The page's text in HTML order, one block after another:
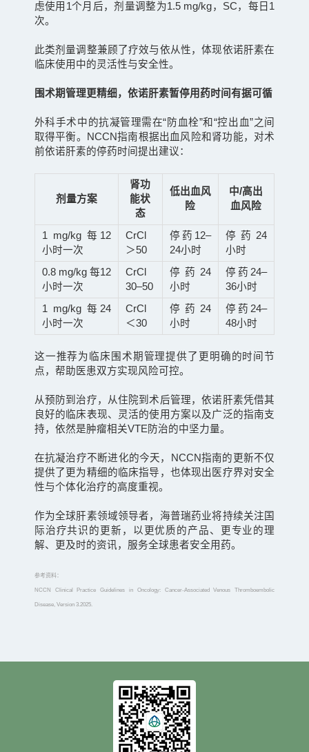
虑使用1个月后，剂量调整为1.5 mg/kg，SC，每日1
次。
此类剂量调整兼顾了疗效与依从性，体现依诺肝素在
临床使用中的灵活性与安全性。
围术期管理更精细，依诺肝素暂停用药时间有据可循
外科手术中的抗凝管理需在“防血栓”和“控出血”之间
取得平衡。NCCN指南根据出血风险和肾功能，对术
前依诺肝素的停药时间提出建议：
剂量方案
肾功
能状
态
低出血风
险
中/高出
血风险
1 mg/kg 每12
小时一次
CrCl
＞50
停药 12–
24小时
停药 24
小时
0.8 mg/kg 每12
小时一次
CrCl
30–50
停药 24
小时
停药 24–
36小时
1 mg/kg 每24
小时一次
CrCl
＜30
停药 24
小时
停药 24–
48小时
这一推荐为临床围术期管理提供了更明确的时间节
点，帮助医患双方实现风险可控。
从预防到治疗，从住院到术后管理，依诺肝素凭借其
良好的临床表现、灵活的使用方案以及广泛的指南支
持，依然是肿瘤相关VTE防治的中坚力量。
在抗凝治疗不断进化的今天，NCCN指南的更新不仅
提供了更为精细的临床指导，也体现出医疗界对安全
性与个体化治疗的高度重视。
作为全球肝素领域领导者，海普瑞药业将持续关注国
际治疗共识的更新，以更优质的产品、更专业的理
解、更及时的资讯，服务全球患者安全用药。
参考资料：
NCCN Clinical Practice Guidelines in Oncology: Cancer-Associated Venous Thromboembolic
Disease, Version 3.2025.